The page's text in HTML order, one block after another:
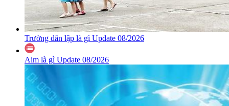
Trường dân lập là gì Update 08/2026
Aim là gì Update 08/2026